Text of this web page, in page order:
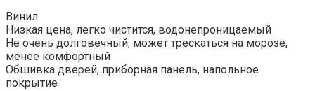
Винил
Низкая цена, легко чистится, водонепроницаемый
Не очень долговечный, может трескаться на морозе,
менее комфортный
Обшивка дверей, приборная панель, напольное
покрытие